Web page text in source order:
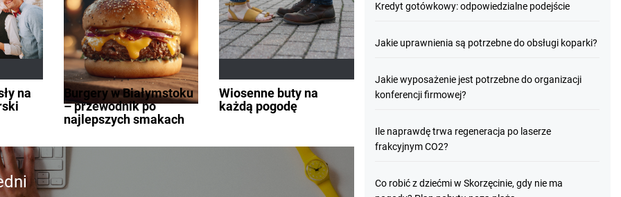
na
Burgery w Białymstoku
– przewodnik po
najlepszych smakach
Wiosenne buty na
każdą pogodę
Kredyt gotówkowy: odpowiedzialne podejście
Jakie uprawnienia są potrzebne do obsługi koparki?
Jakie wyposażenie jest potrzebne do organizacji
konferencji firmowej?
Ile naprawdę trwa regeneracja po laserze
frakcyjnym CO2?
Co robić z dziećmi w Skorzęcinie, gdy nie ma